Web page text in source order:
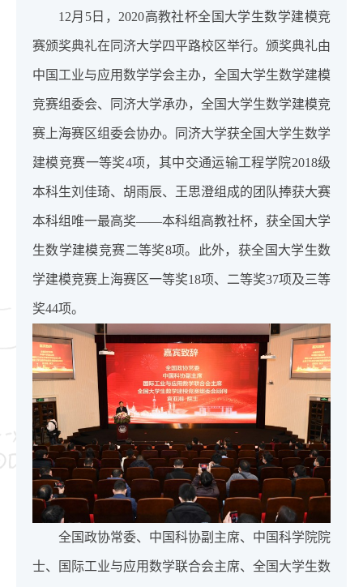
12月5日，2020高教社杯全国大学生数学建模竞
赛颁奖典礼在同济大学四平路校区举行。颁奖典礼由
中国工业与应用数学学会主办，全国大学生数学建模
竞赛组委会、同济大学承办，全国大学生数学建模竞
赛上海赛区组委会协办。同济大学获全国大学生数学
建模竞赛一等奖4项，其中交通运输工程学院2018级
本科生刘佳琦、胡雨辰、王思澄组成的团队捧获大赛
本科组唯一最高奖——本科组高教社杯，获全国大学
生数学建模竞赛二等奖8项。此外，获全国大学生数
学建模竞赛上海赛区一等奖18项、二等奖37项及三等
奖44项。
全国政协常委、中国科协副主席、中国科学院院
士、国际工业与应用数学联合会主席、全国大学生数